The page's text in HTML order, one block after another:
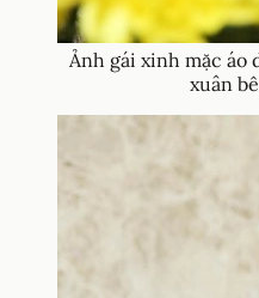
Ảnh gái xinh mặc áo
xuân